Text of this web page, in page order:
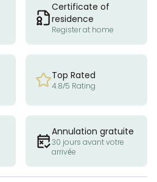
Certificate of
residence
Register at home
Top Rated
4.8/5 Rating
Annulation gratuite
30 jours avant votre
arrivée